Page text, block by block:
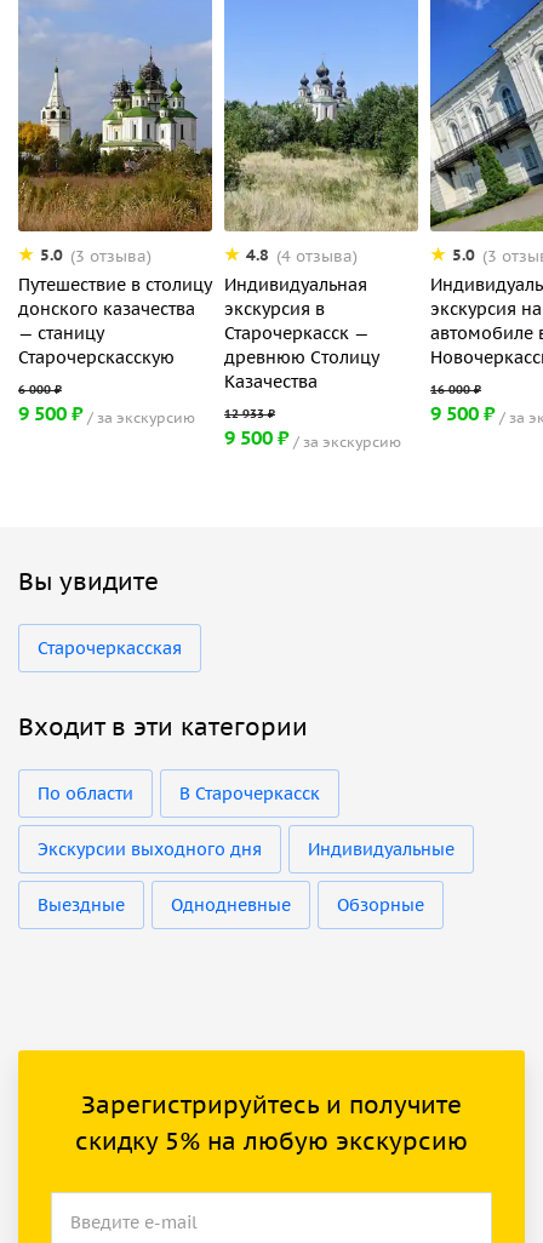
5.0 (3 отзыва)
Путешествие в столицу
донского казачества
— станицу
Старочерскасскую
9 500 ₽ за экскурсию
4.8 (4 отзыва)
Индивидуальная
экскурсия в
Старочеркасск —
древнюю Cтолицу
Казачества
9 500 ₽ за экскурсию
5.0 (3
экскурсия на
автомобиле
9 500 ₽ за
Вы увидите
Старочеркасская
Входит в эти категории
По области В Старочеркасск
Экскурсии выходного дня Индивидуальные
Выездные Однодневные Обзорные
Зарегистрируйтесь и получите
скидку 5% на любую экскурсию